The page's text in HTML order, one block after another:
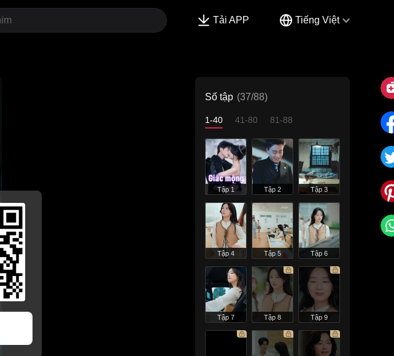
Tải APP Tiếng Việt
Số tập (37/88)
1-40 41-80 81-88
Tập 1 Tập 2 Tập 3
Tập 4 Tập 5 Tập 6
Tập 7 Tập 8 Tập 9